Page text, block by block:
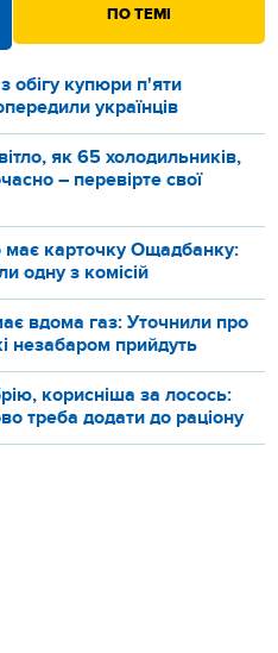
ПО ТЕМІ
обігу купюри п'яти
українців
як 65 холодильників,
– перевірте свої
має карточку Ощадбанку:
одну з комісій
вдома газ: Уточнили про
незабаром прийдуть
корисніша за лосось:
треба додати до раціону